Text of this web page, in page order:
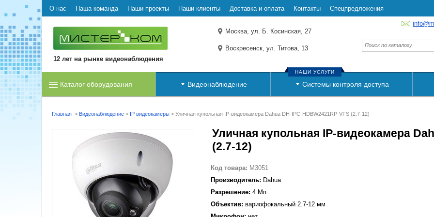
О нас Наша команда Наши проекты Наши клиенты Доставка и оплата Контакты Спецпредложения
12 лет на рынке видеонаблюдения
Москва, ул. Б. Косинская, 27
Воскресенск, ул. Титова, 13
Каталог оборудования Видеонаблюдение Системы контроля доступа
НАШИ УСЛУГИ
Главная > Видеонаблюдение > IP видеокамеры > Уличная купольная IP-видеокамера Dahua DH-IPC-HDBW2421RP-VFS (2.7-12)
Уличная купольная IP-видеокамера
(2.7-12)
Код товара: M3051
Производитель: Dahua
Разрешение: 4 Мп
Объектив: вариофокальный 2.7-12 мм